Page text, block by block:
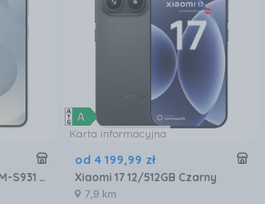
Samsung Galaxy S25 SM-S931 12/256GB Srebrny
Karta informacyjna
od 4 199,99 zł
Xiaomi 17 12/512GB Czarny
7,9 km